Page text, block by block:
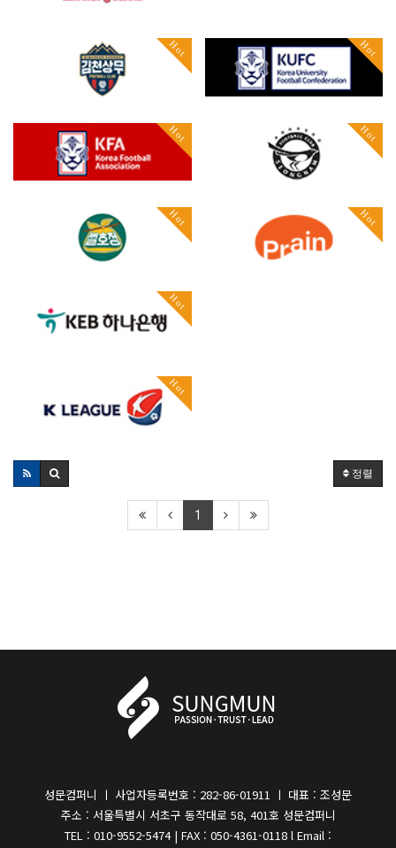
Hot Hot
Hot Hot
Hot Hot
Hot
Hot
정렬
1
성문컴퍼니 ㅣ 사업자등록번호 : 282-86-01911 ㅣ 대표 : 조성문
주소 : 서울특별시 서초구 동작대로 58, 401호 성문컴퍼니
TEL : 010-9552-5474 | FAX : 050-4361-0118 l Email :